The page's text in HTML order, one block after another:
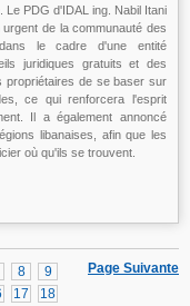
PDG d'IDAL ing. Nabil Itani
de la communauté des
le cadre d'une entité
juridiques gratuits et des
propriétaires de se baser sur
ce qui renforcera l'esprit
Il a également annoncé
libanaises, afin que les
où qu'ils se trouvent.
Page Suivante
8
9
17
18